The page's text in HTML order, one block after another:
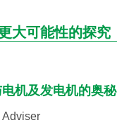
大可能性的探究
机及发电机的奥秘
Adviser